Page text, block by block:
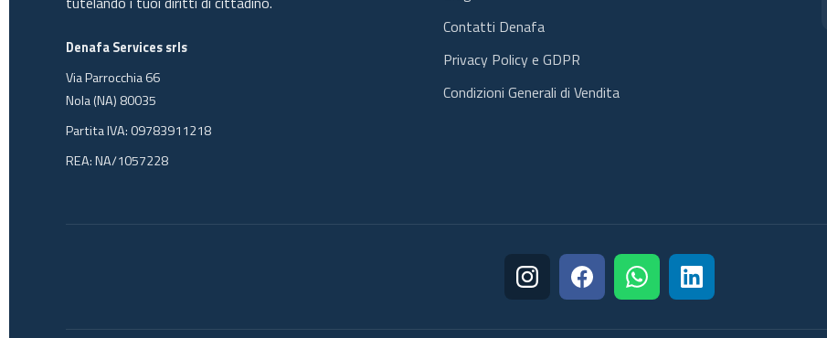
Denafa Services srls
Via Parrocchia 66
Nola (NA) 80035
Partita IVA: 09783911218
REA: NA/1057228
Contatti Denafa
Privacy Policy e GDPR
Condizioni Generali di Vendita